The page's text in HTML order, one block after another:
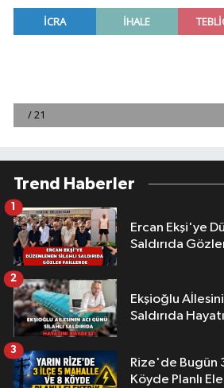
Trend Haberler
Ercan Ekşi'ye Düzenlenen Silahlı
Saldırıda
1
Ekşioğlu
Saldırıda
2
Rize'de Bugün
Köyde Planlı
3